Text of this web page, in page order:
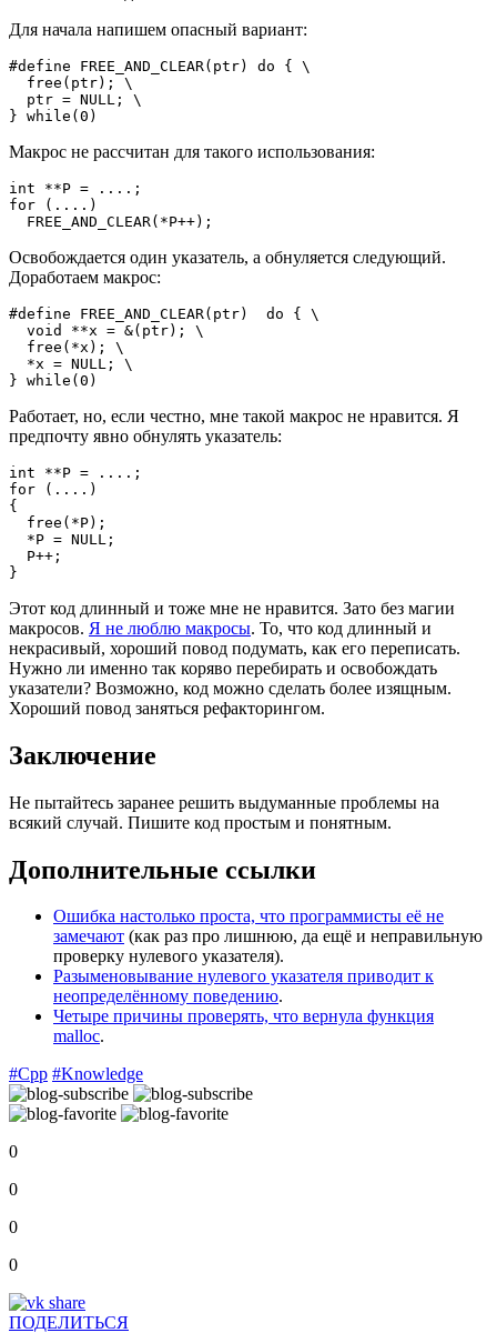
Для начала напишем опасный вариант:
#define FREE_AND_CLEAR(ptr) do { \
  free(ptr); \
  ptr = NULL; \
} while(0)
Макрос не рассчитан для такого использования:
int **P = ....;
for (....)
  FREE_AND_CLEAR(*P++);
Освобождается один указатель, а обнуляется следующий.
Доработаем макрос:
#define FREE_AND_CLEAR(ptr)  do { \
  void **x = &(ptr); \
  free(*x); \
  *x = NULL; \
} while(0)
Работает, но, если честно, мне такой макрос не нравится. Я
предпочту явно обнулять указатель:
int **P = ....;
for (....)
{
  free(*P);
  *P = NULL;
  P++;
}
Этот код длинный и тоже мне не нравится. Зато без магии
макросов. Я не люблю макросы. То, что код длинный и
некрасивый, хороший повод подумать, как его переписать.
Нужно ли именно так коряво перебирать и освобождать
указатели? Возможно, код можно сделать более изящным.
Хороший повод заняться рефакторингом.
Заключение
Не пытайтесь заранее решить выдуманные проблемы на
всякий случай. Пишите код простым и понятным.
Дополнительные ссылки
Ошибка настолько проста, что программисты её не
замечают (как раз про лишнюю, да ещё и неправильную
проверку нулевого указателя).
Разыменовывание нулевого указателя приводит к
неопределённому поведению.
Четыре причины проверять, что вернула функция
malloc.
#Cpp #Knowledge
0
0
0
0
ПОДЕЛИТЬСЯ